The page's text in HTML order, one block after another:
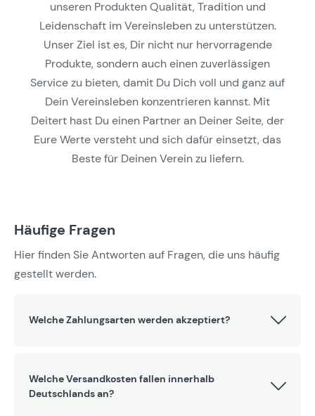
unseren Produkten Qualität, Tradition und
Leidenschaft im Vereinsleben zu unterstützen.
Unser Ziel ist es, Dir nicht nur hervorragende
Produkte, sondern auch einen zuverlässigen
Service zu bieten, damit Du Dich voll und ganz auf
Dein Vereinsleben konzentrieren kannst. Mit
Deitert hast Du einen Partner an Deiner Seite, der
Eure Werte versteht und sich dafür einsetzt, das
Beste für Deinen Verein zu liefern.
Häufige Fragen
Hier finden Sie Antworten auf Fragen, die uns häufig
gestellt werden.
Welche Zahlungsarten werden akzeptiert?
Welche Versandkosten fallen innerhalb
Deutschlands an?